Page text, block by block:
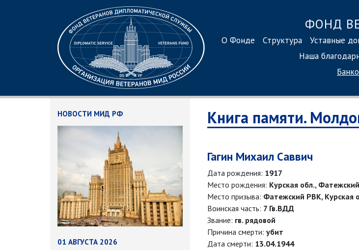
ФОНД
О Фонде Структура Уставные
Наша
НОВОСТИ МИД РФ
01 АВГУСТА 2026
Книга памяти.
Гагин Михаил Саввич
Дата рождения: 1917
Место рождения: Курская обл.,
Место призыва: Фатежский РВК, Курская
Воинская часть: 7 Гв.ВДД
Звание: гв. рядовой
Причина смерти: убит
Дата смерти: 13.04.1944